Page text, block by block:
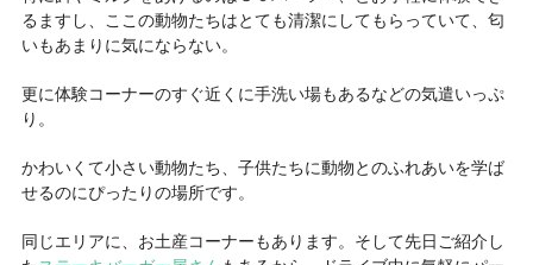
るますし、ここの動物たちはとても清潔にしてもらっていて、匂
いもあまりに気にならない。
更に体験コーナーのすぐ近くに手洗い場もあるなどの気遣いっぷ
り。
かわいくて小さい動物たち、子供たちに動物とのふれあいを学ば
せるのにぴったりの場所です。
同じエリアに、お土産コーナーもあります。そして先日ご紹介し